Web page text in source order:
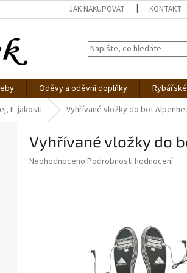
JAK NAKUPOVAT KONTAKT
Oděvy a oděvní doplňky
II. jakosti Vyhřívané vložky do bot
Vyhřívané vložky do
Průměrné
Neohodnoceno Podrobnosti hodnocení